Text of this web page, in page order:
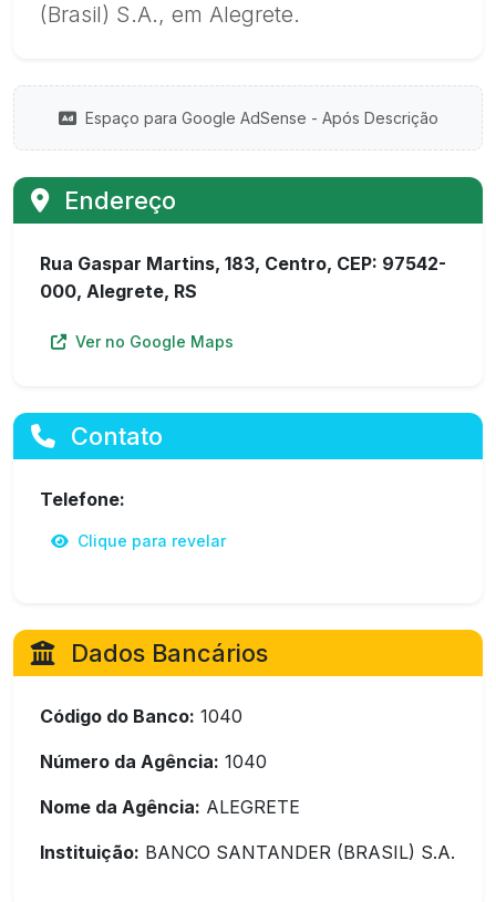
(Brasil) S.A., em Alegrete.
Espaço para Google AdSense - Após Descrição
Endereço
Rua Gaspar Martins, 183, Centro, CEP: 97542-
000, Alegrete, RS
Ver no Google Maps
Contato
Telefone:
Clique para revelar
Dados Bancários
Código do Banco: 1040
Número da Agência: 1040
Nome da Agência: ALEGRETE
Instituição: BANCO SANTANDER (BRASIL) S.A.